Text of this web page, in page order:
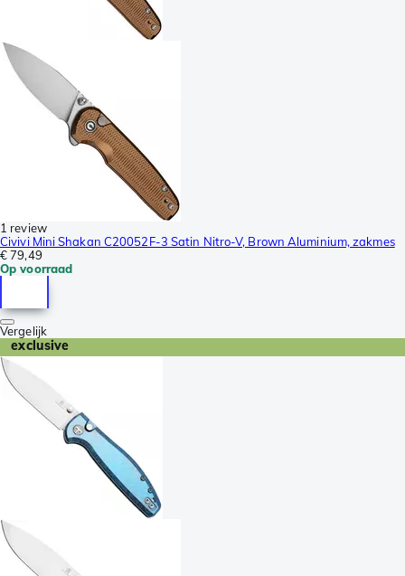
1 review
Civivi Mini Shakan C20052F-3 Satin Nitro-V, Brown Aluminium, zakmes
€ 79,49
Op voorraad
Vergelijk
exclusive